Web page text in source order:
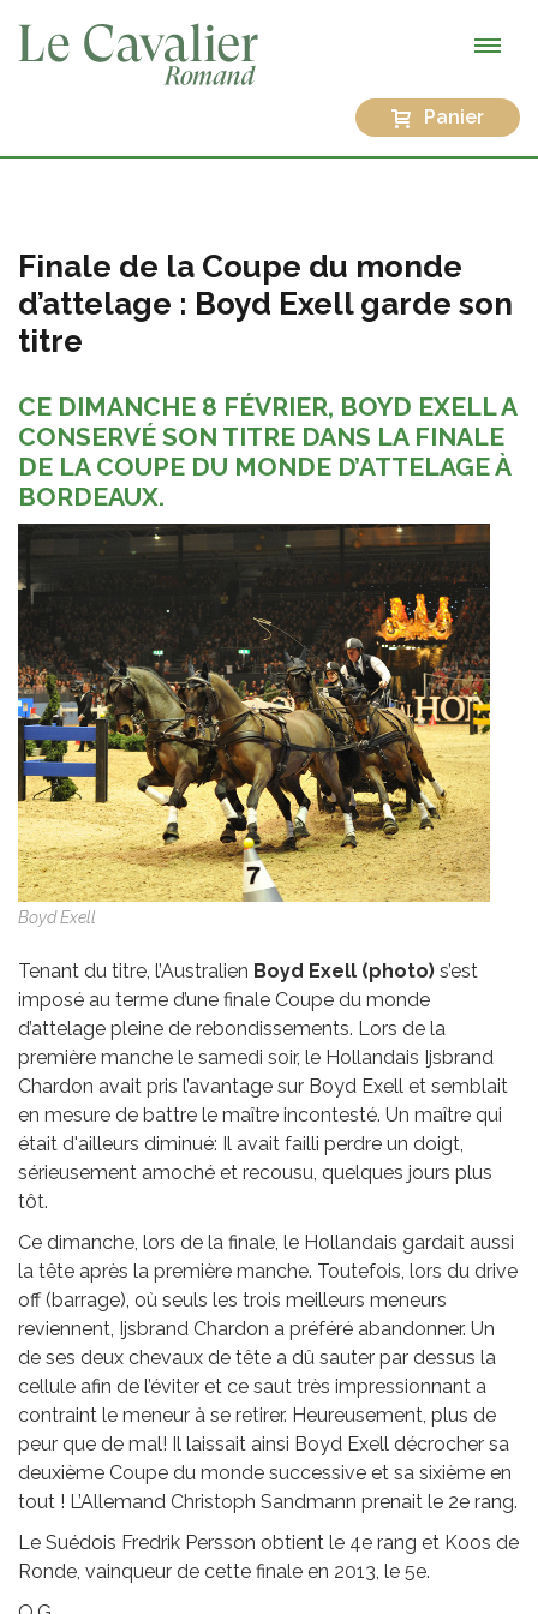
Panier
Finale de la Coupe du monde
d’attelage : Boyd Exell garde son
titre
CE DIMANCHE 8 FÉVRIER, BOYD EXELL A
CONSERVÉ SON TITRE DANS LA FINALE
DE LA COUPE DU MONDE D’ATTELAGE À
BORDEAUX.
Boyd Exell
Tenant du titre, l’Australien Boyd Exell (photo) s’est
imposé au terme d’une finale Coupe du monde
d’attelage pleine de rebondissements. Lors de la
première manche le samedi soir, le Hollandais Ijsbrand
Chardon avait pris l’avantage sur Boyd Exell et semblait
en mesure de battre le maître incontesté. Un maître qui
était d'ailleurs diminué: Il avait failli perdre un doigt,
sérieusement amoché et recousu, quelques jours plus
tôt.
Ce dimanche, lors de la finale, le Hollandais gardait aussi
la tête après la première manche. Toutefois, lors du drive
off (barrage), où seuls les trois meilleurs meneurs
reviennent, Ijsbrand Chardon a préféré abandonner. Un
de ses deux chevaux de tête a dû sauter par dessus la
cellule afin de l’éviter et ce saut très impressionnant a
contraint le meneur à se retirer. Heureusement, plus de
peur que de mal! Il laissait ainsi Boyd Exell décrocher sa
deuxième Coupe du monde successive et sa sixième en
tout ! L’Allemand Christoph Sandmann prenait le 2e rang.
Le Suédois Fredrik Persson obtient le 4e rang et Koos de
Ronde, vainqueur de cette finale en 2013, le 5e.